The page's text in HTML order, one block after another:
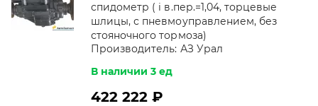
спидометр ( i в.пер.=1,04, торцевые
шлицы, с пневмоуправлением, без
стояночного тормоза)
Производитель: АЗ Урал
В наличии 3 ед
422 222 ₽